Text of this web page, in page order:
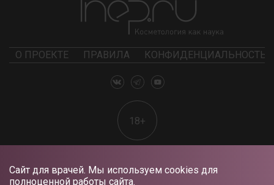
Сайт для врачей. Мы используем cookies для
полноценной работы сайта.
О ПРОЕКТЕ ПРАВИЛА КОНФИДЕНЦИАЛЬНОСТЬ
18+